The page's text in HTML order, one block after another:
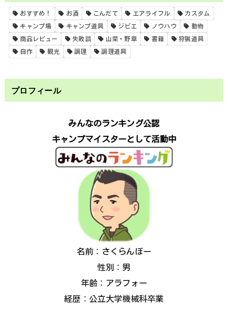
おすすめ！ お酒 こんだて エアライフル カスタム
キャンプ場 キャンプ道具 ジビエ ノウハウ 動物
商品レビュー 失敗談 山菜・野草 書籍 狩猟道具
自作 観光 調理 調理道具
プロフィール
みんなのランキング公認
キャンプマイスターとして活動中
名前：さくらんぼー
性別：男
年齢：アラフォー
経歴：公立大学機械科卒業